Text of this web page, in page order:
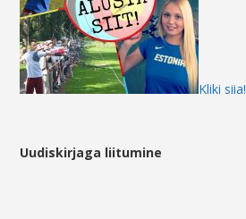
Kliki siia!
Uudiskirjaga liitumine